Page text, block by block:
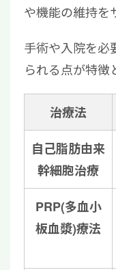
や機能の維持を
手術や入院を必
られる点が特徴
治療法
自己脂肪由来
幹細胞治療
PRP(多血小
板血漿)療法